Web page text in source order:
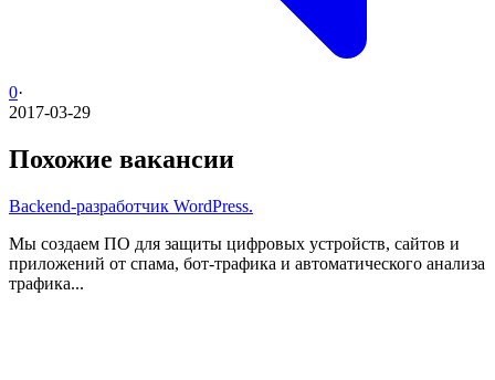
0·
2017-03-29
Похожие вакансии
Backend-разработчик WordPress.
Мы создаем ПО для защиты цифровых устройств, сайтов и
приложений от спама, бот-трафика и автоматического анализа
трафика...